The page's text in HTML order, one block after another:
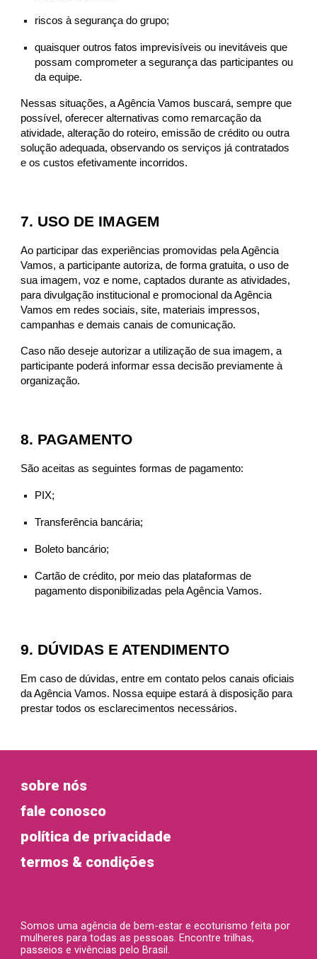
riscos à segurança do grupo;
quaisquer outros fatos imprevisíveis ou inevitáveis que
possam comprometer a segurança das participantes ou
da equipe.
Nessas situações, a Agência Vamos buscará, sempre que
possível, oferecer alternativas como remarcação da
atividade, alteração do roteiro, emissão de crédito ou outra
solução adequada, observando os serviços já contratados
e os custos efetivamente incorridos.
7. USO DE IMAGEM
Ao participar das experiências promovidas pela Agência
Vamos, a participante autoriza, de forma gratuita, o uso de
sua imagem, voz e nome, captados durante as atividades,
para divulgação institucional e promocional da Agência
Vamos em redes sociais, site, materiais impressos,
campanhas e demais canais de comunicação.
Caso não deseje autorizar a utilização de sua imagem, a
participante poderá informar essa decisão previamente à
organização.
8. PAGAMENTO
São aceitas as seguintes formas de pagamento:
PIX;
Transferência bancária;
Boleto bancário;
Cartão de crédito, por meio das plataformas de
pagamento disponibilizadas pela Agência Vamos.
9. DÚVIDAS E ATENDIMENTO
Em caso de dúvidas, entre em contato pelos canais oficiais
da Agência Vamos. Nossa equipe estará à disposição para
prestar todos os esclarecimentos necessários.
sobre nós
fale conosco
política de privacidade
termos & condições
Somos uma agência de bem-estar e ecoturismo feita por
mulherespara todas as pessoas. Encontre trilhas,
passeios e vivências pelo Brasil.